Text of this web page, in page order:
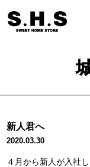
新人君へ
2020.03.30
４月から新人が入社し